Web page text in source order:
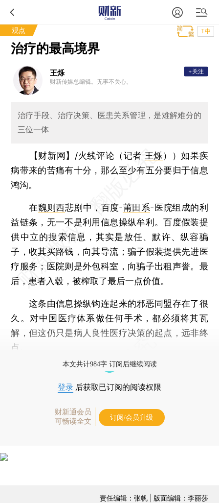
观点 T中
治疗的最高境界
王烁
财新传媒总编辑。无事不关心。
+关注
治疗手段、治疗决策、医患关系管理，是难解难分的
三位一体
【财新网】/火线评论（记者 王烁）
）如果疾
病带来的苦痛有十分，那么至少有五分要归于信息
鸿沟。
在魏则西悲剧中，百度-莆田系-医院组成的利
益链条，无一不是利用信息操纵牟利。百度假装提
供中立的搜索信息，其实是放任、默许、纵容骗
子，收其买路钱，向其导流；骗子假装提供先进医
疗服务；医院则是外包科室，向骗子出租声誉。最
后，患者入毂，被榨取了最后一点价值。
这条由信息操纵钩连起来的邪恶同盟存在了很
久。对中国医疗体系做任何手术，都必须将其瓦
解，但这仍只是病人良性医疗决策的起点，远非终
点。
本文共计984字 订阅后继续阅读
登录 后获取已订阅的阅读权限
财新通会员
可畅读全文
订阅/会员升级
责任编辑：张帆 | 版面编辑：李丽莎